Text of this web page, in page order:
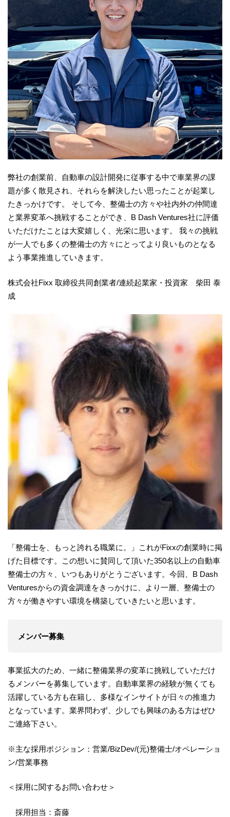
弊社の創業前、自動車の設計開発に従事する中で車業界の課
題が多く散見され、それらを解決したい思ったことが起業し
たきっかけです。 そして今、整備士の方々や社内外の仲間達
と業界変革へ挑戦することができ、B Dash Ventures社に評価
いただけたことは大変嬉しく、光栄に思います。 我々の挑戦
が一人でも多くの整備士の方々にとってより良いものとなる
よう事業推進していきます。
株式会社Fixx 取締役共同創業者/連続起業家・投資家 柴田 泰
成
「整備士を、もっと誇れる職業に。」これがFixxの創業時に掲
げた目標です。この想いに賛同して頂いた350名以上の自動車
整備士の方々、いつもありがとうございます。今回、B Dash
Venturesからの資金調達をきっかけに、より一層、整備士の
方々が働きやすい環境を構築していきたいと思います。
メンバー募集
事業拡大のため、一緒に整備業界の変革に挑戦していただけ
るメンバーを募集しています。自動車業界の経験が無くても
活躍している方も在籍し、多様なインサイトが日々の推進力
となっています。業界問わず、少しでも興味のある方はぜひ
ご連絡下さい。
※主な採用ポジション：営業/BizDev/(元)整備士/オペレーショ
ン/営業事務
＜採用に関するお問い合わせ＞
採用担当：斎藤